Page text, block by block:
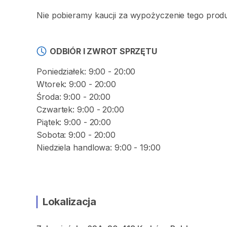
Nie pobieramy kaucji za wypożyczenie tego
ODBIÓR I ZWROT SPRZĘTU
Poniedziałek: 9:00 - 20:00
Wtorek: 9:00 - 20:00
Środa: 9:00 - 20:00
Czwartek: 9:00 - 20:00
Piątek: 9:00 - 20:00
Sobota: 9:00 - 20:00
Niedziela handlowa: 9:00 - 19:00
Lokalizacja